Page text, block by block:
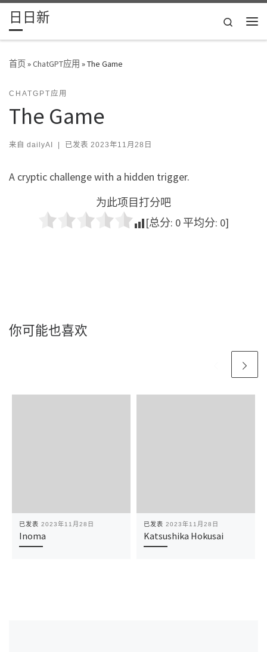
Skip to content
日日新
Search
首页»ChatGPT应用 »The Game
CHATGPT应用
The Game
来自 dailyAI | 已发表 2023年11月28日
A cryptic challenge with a hidden trigger.
为此项目打分吧
[总分: 0 平均分: 0]
你可能也喜欢
已发表 2023年11月28日
Inoma
已发表 2023年11月28日
Katsushika Hokusai